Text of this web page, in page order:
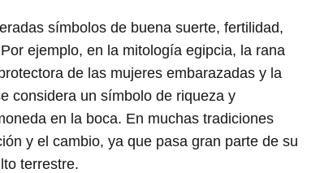
símbolos de buena suerte, fertilidad,
ejemplo, en la mitología egipcia, la rana
de las mujeres embarazadas y la
considera un símbolo de riqueza y
en la boca. En muchas tradiciones
y el cambio, ya que pasa gran parte de su
terrestre.